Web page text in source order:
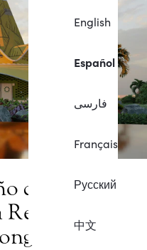
English
Español
فارسی
Français
Русский
中文
del primer